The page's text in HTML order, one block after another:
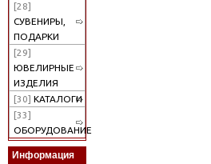
[28]
СУВЕНИРЫ,
ПОДАРКИ
[29]
ЮВЕЛИРНЫЕ
ИЗДЕЛИЯ
[30] КАТАЛОГИ
[33]
ОБОРУДОВАНИЕ
Информация